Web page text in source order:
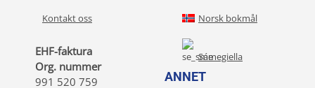
Kontakt oss
EHF-faktura
Org. nummer
991 520 759
Norsk bokmål
Sámegiella
ANNET